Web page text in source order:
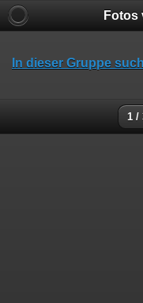
Fotos
In dieser Gruppe
1 /